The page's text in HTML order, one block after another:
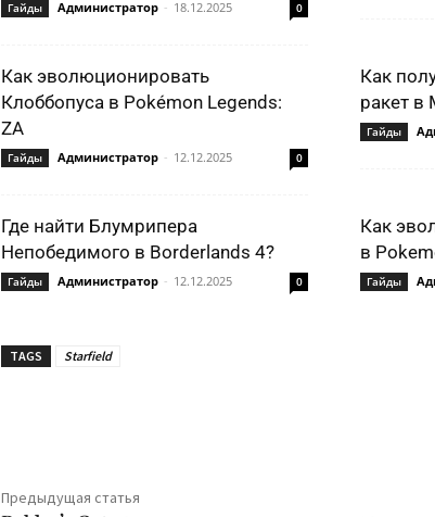
Гайды Администратор - 18.12.2025 0
Как эволюционировать
Клоббопуса в Pokémon Legends:
ZA
Гайды Администратор - 12.12.2025 0
Как
ракет в
Гайды
Где найти Блумрипера
Непобедимого в Borderlands 4?
Гайды Администратор - 12.12.2025 0
Как
в
Гайды
TAGS Starfield
Предыдущая статья